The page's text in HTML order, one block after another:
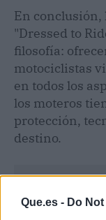
Que.es - Do
En conclusión,
"Dressed to
filosofía:
motociclistas
en todos los
los moteros
protección,
destino.